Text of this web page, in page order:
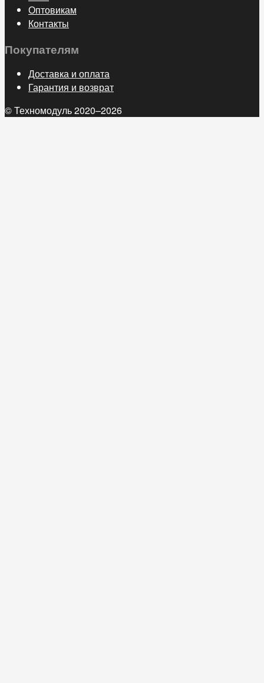
Оптовикам
Контакты
Покупателям
Доставка и оплата
Гарантия и возврат
© Техномодуль 2020–2026